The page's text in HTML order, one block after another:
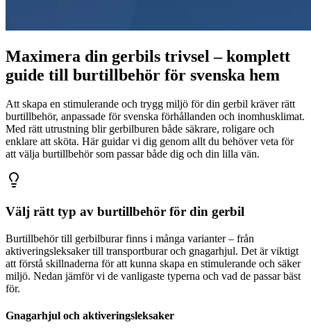
Maximera din gerbils trivsel – komplett
guide till burtillbehör för svenska hem
Att skapa en stimulerande och trygg miljö för din gerbil kräver rätt
burtillbehör, anpassade för svenska förhållanden och inomhusklimat.
Med rätt utrustning blir gerbilburen både säkrare, roligare och
enklare att sköta. Här guidar vi dig genom allt du behöver veta för
att välja burtillbehör som passar både dig och din lilla vän.
Välj rätt typ av burtillbehör för din gerbil
Burtillbehör till gerbilburar finns i många varianter – från
aktiveringsleksaker till transportburar och gnagarhjul. Det är viktigt
att förstå skillnaderna för att kunna skapa en stimulerande och säker
miljö. Nedan jämför vi de vanligaste typerna och vad de passar bäst
för.
Gnagarhjul och aktiveringsleksaker